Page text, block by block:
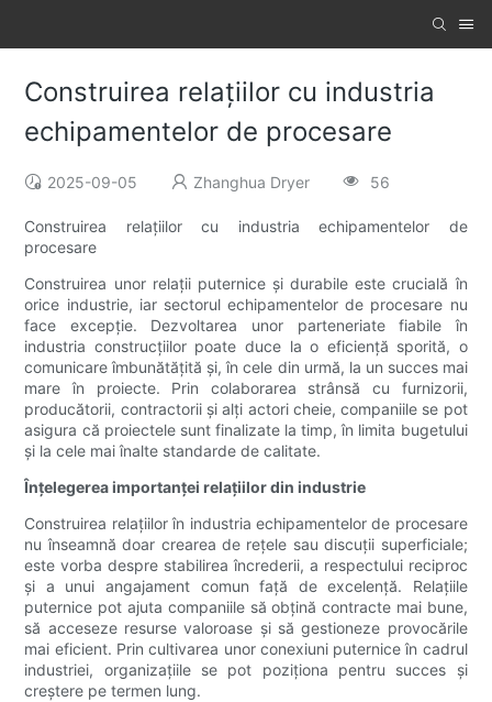
Construirea relațiilor cu industria
echipamentelor de procesare
2025-09-05 Zhanghua Dryer 56
Construirea relațiilor cu industria echipamentelor de
procesare
Construirea unor relații puternice și durabile este crucială în
orice industrie, iar sectorul echipamentelor de procesare nu
face excepție. Dezvoltarea unor parteneriate fiabile în
industria construcțiilor poate duce la o eficiență sporită, o
comunicare îmbunătățită și, în cele din urmă, la un succes mai
mare în proiecte. Prin colaborarea strânsă cu furnizorii,
producătorii, contractorii și alți actori cheie, companiile se pot
asigura că proiectele sunt finalizate la timp, în limita bugetului
și la cele mai înalte standarde de calitate.
Înțelegerea importanței relațiilor din industrie
Construirea relațiilor în industria echipamentelor de procesare
nu înseamnă doar crearea de rețele sau discuții superficiale;
este vorba despre stabilirea încrederii, a respectului reciproc
și a unui angajament comun față de excelență. Relațiile
puternice pot ajuta companiile să obțină contracte mai bune,
să acceseze resurse valoroase și să gestioneze provocările
mai eficient. Prin cultivarea unor conexiuni puternice în cadrul
industriei, organizațiile se pot poziționa pentru succes și
creștere pe termen lung.